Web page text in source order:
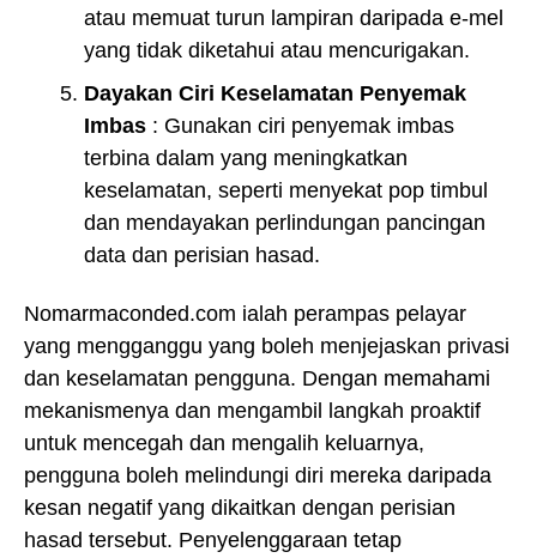
atau memuat turun lampiran daripada e-mel
yang tidak diketahui atau mencurigakan.
Dayakan Ciri Keselamatan Penyemak
Imbas : Gunakan ciri penyemak imbas
terbina dalam yang meningkatkan
keselamatan, seperti menyekat pop timbul
dan mendayakan perlindungan pancingan
data dan perisian hasad.
Nomarmaconded.com ialah perampas pelayar
yang mengganggu yang boleh menjejaskan privasi
dan keselamatan pengguna. Dengan memahami
mekanismenya dan mengambil langkah proaktif
untuk mencegah dan mengalih keluarnya,
pengguna boleh melindungi diri mereka daripada
kesan negatif yang dikaitkan dengan perisian
hasad tersebut. Penyelenggaraan tetap